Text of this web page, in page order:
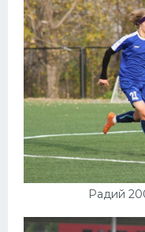
Радий